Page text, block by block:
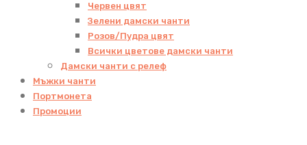
Червен цвят
Зелени дамски чанти
Розов/Пудра цвят
Всички цветове дамски чанти
Дамски чанти с релеф
Мъжки чанти
Портмонета
Промоции